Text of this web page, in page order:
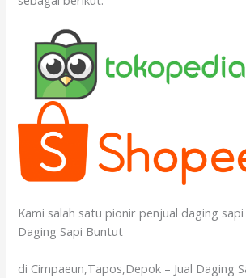
Kami salah satu pionir penjual daging sapi
Daging Sapi Buntut
di Cimpaeun,Tapos,Depok – Jual Daging